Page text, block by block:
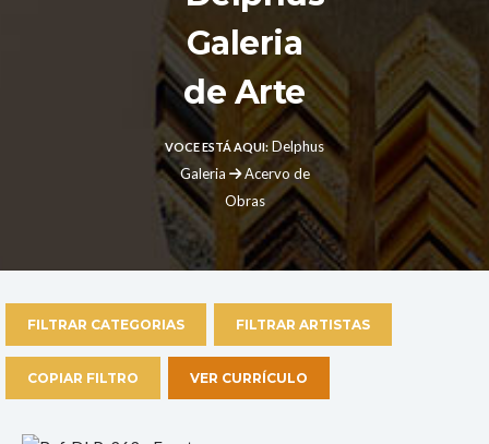
Galeria
de Arte
VOCE ESTÁ AQUI: Delphus
Galeria
Acervo de
Obras
FILTRAR CATEGORIAS FILTRAR ARTISTAS
COPIAR FILTRO VER CURRÍCULO